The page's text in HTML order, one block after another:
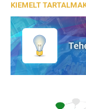
KIEMELT